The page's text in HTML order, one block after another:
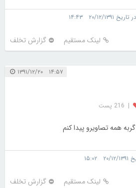
۱۴:۴۳
لینک مستقیم گزارش تخلف
۱۴:۵۷ ۱۳۹۱/۱۲/۲۰
| 216 پست
همه تصاویرو پیدا کنم
لینک مستقیم گزارش تخلف